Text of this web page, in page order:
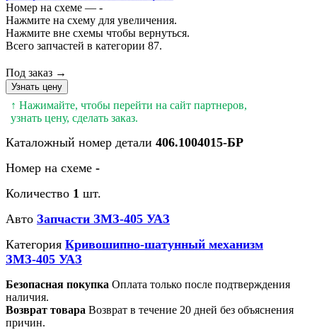
Номер на схеме — -
Нажмите на схему для увеличения.
Нажмите вне схемы чтобы вернуться.
Всего запчастей в категории 87.
Под заказ →
Узнать цену
↑ Нажимайте, чтобы перейти на сайт партнеров,
узнать цену, сделать заказ.
Каталожный номер детали 406.1004015-БР
Номер на схеме -
Количество 1 шт.
Авто Запчасти ЗМЗ-405 УАЗ
Категория Кривошипно-шатунный механизм
ЗМЗ-405 УАЗ
Безопасная покупка Оплата только после подтверждения
наличия.
Возврат товара Возврат в течение 20 дней без объяснения
причин.